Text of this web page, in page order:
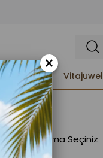
ve
Vitajuwel
120 ml
×